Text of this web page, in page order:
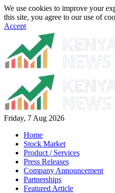
We use cookies to improve your
this site, you agree to our use of
Accept
Friday, 7 Aug 2026
Home
Stock Market
Product / Services
Press Releases
Company Announcement
Partnerships
Featured Article